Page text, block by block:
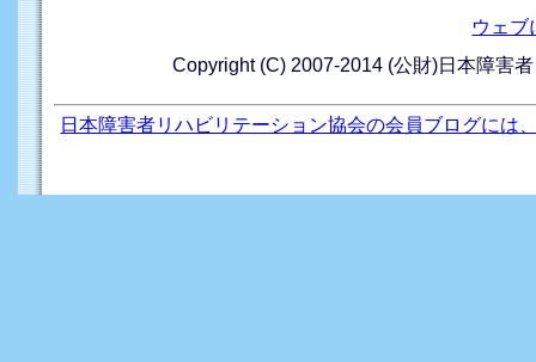
ウェブ
Copyright (C) 2007-2014 (公財)日本障害
日本障害者リハビリテーション協会の会員ブログには